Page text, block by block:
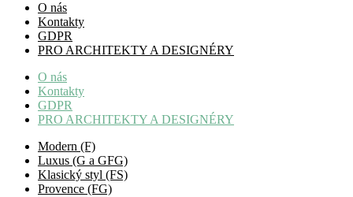
O nás
Kontakty
GDPR
PRO ARCHITEKTY A DESIGNÉRY
O nás
Kontakty
GDPR
PRO ARCHITEKTY A DESIGNÉRY
Modern (F)
Luxus (G a GFG)
Klasický styl (FS)
Provence (FG)